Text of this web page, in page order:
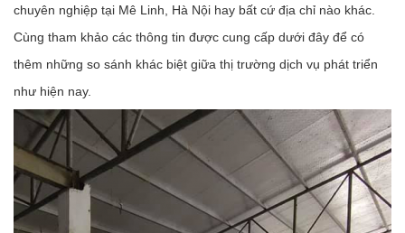
chuyên nghiệp tại Mê Linh, Hà Nội hay bất cứ địa chỉ nào khác.
Cùng tham khảo các thông tin được cung cấp dưới đây để có
thêm những so sánh khác biệt giữa thị trường dịch vụ phát triển
như hiện nay.